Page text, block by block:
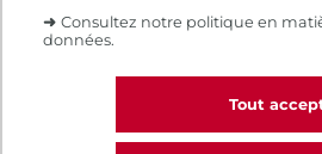
➜ Consultez notre politique en
données.
Tout